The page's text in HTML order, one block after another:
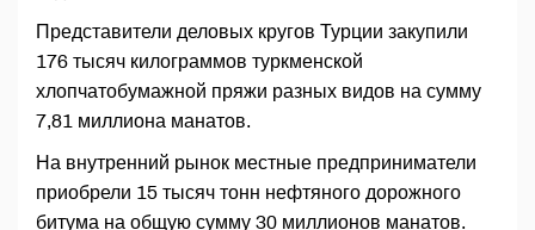
Представители деловых кругов Турции закупили
176 тысяч килограммов туркменской
хлопчатобумажной пряжи разных видов на сумму
7,81 миллиона манатов.
На внутренний рынок местные предприниматели
приобрели 15 тысяч тонн нефтяного дорожного
битума на общую сумму 30 миллионов манатов.